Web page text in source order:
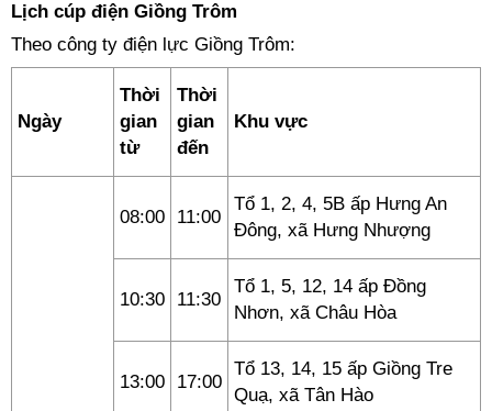
Lịch cúp điện Giồng Trôm
Theo công ty điện lực Giồng Trôm:
Ngày
Thời
gian
từ
Thời
gian
đến
Khu vực
08:00 11:00
Tổ 1, 2, 4, 5B ấp Hưng An
Đông, xã Hưng Nhượng
10:30 11:30
Tổ 1, 5, 12, 14 ấp Đồng
Nhơn, xã Châu Hòa
13:00 17:00
Tổ 13, 14, 15 ấp Giồng Tre
Quạ, xã Tân Hào